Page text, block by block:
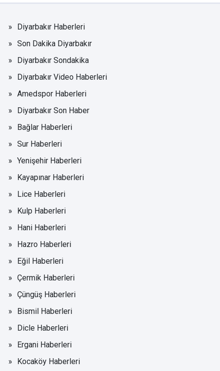
Diyarbakır Haberleri
Son Dakika Diyarbakır
Diyarbakır Sondakika
Diyarbakır Video Haberleri
Amedspor Haberleri
Diyarbakır Son Haber
Bağlar Haberleri
Sur Haberleri
Yenişehir Haberleri
Kayapınar Haberleri
Lice Haberleri
Kulp Haberleri
Hani Haberleri
Hazro Haberleri
Eğil Haberleri
Çermik Haberleri
Çüngüş Haberleri
Bismil Haberleri
Dicle Haberleri
Ergani Haberleri
Kocaköy Haberleri